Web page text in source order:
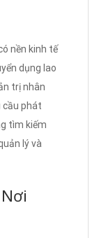
nền kinh tế
dụng lao
trị nhân
cầu phát
tìm kiếm
lý và